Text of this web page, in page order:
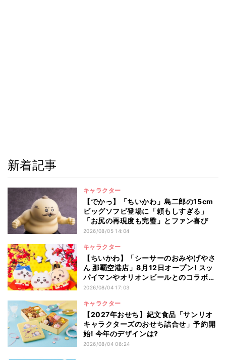
新着記事
キャラクター
【でかっ】「ちいかわ」島二郎の15cm
ビッグソフビ登場に「頼もしすぎる」
「お尻の再現度も完璧」とファン喜び
2026/08/05 14:04
キャラクター
【ちいかわ】「シーサーのおみやげやさ
ん 那覇空港店」8月12日オープン! スッ
パイマンやオリオンビールとのコラボ商
品一覧
2026/08/04 17:03
キャラクター
【2027年おせち】紀文食品「サンリオ
キャラクターズのおせち詰合せ」予約開
始! 今年のデザインは?
2026/08/04 06:24